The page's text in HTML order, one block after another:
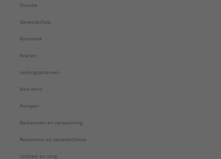
Douche
Gereedschap
Keramiek
Kranen
Leidingsystemen
Non-ferro
Pompen
Radiatoren en verwarming
Reservoirs en spoeltechniek
Utiliteit en zorg